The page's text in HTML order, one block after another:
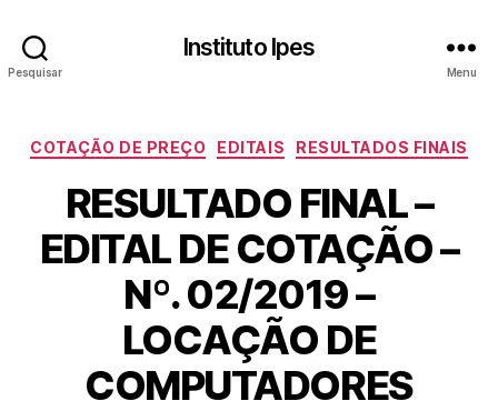
Pesquisar
Instituto Ipes
Menu
Categorias
COTAÇÃO DE PREÇO EDITAIS RESULTADOS FINAIS
RESULTADO FINAL –
EDITAL DE COTAÇÃO –
Nº. 02/2019 –
LOCAÇÃO DE
COMPUTADORES